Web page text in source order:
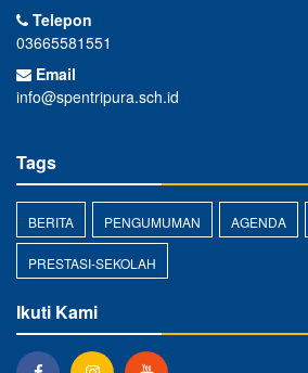
Telepon
03665581551
Email
info@spentripura.sch.id
Tags
BERITA PENGUMUMAN AGENDA
PRESTASI-SEKOLAH
Ikuti Kami